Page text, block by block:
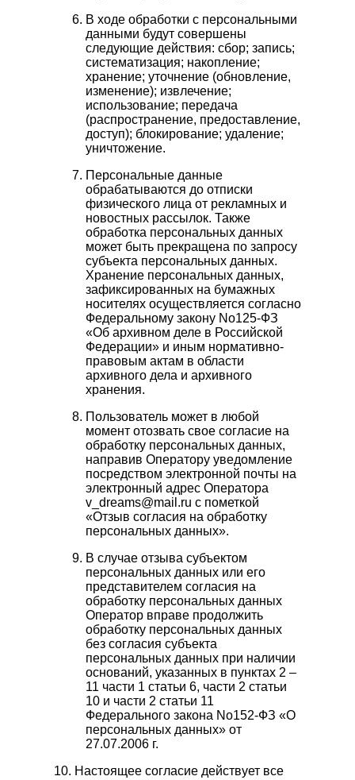
В ходе обработки с персональными
данными будут совершены
следующие действия: сбор; запись;
систематизация; накопление;
хранение; уточнение (обновление,
изменение); извлечение;
использование; передача
(распространение, предоставление,
доступ); блокирование; удаление;
уничтожение.
Персональные данные
обрабатываются до отписки
физического лица от рекламных и
новостных рассылок. Также
обработка персональных данных
может быть прекращена по запросу
субъекта персональных данных.
Хранение персональных данных,
зафиксированных на бумажных
носителях осуществляется согласно
Федеральному закону No125-ФЗ
«Об архивном деле в Российской
Федерации» и иным нормативно-
правовым актам в области
архивного дела и архивного
хранения.
Пользователь может в любой
момент отозвать свое согласие на
обработку персональных данных,
направив Оператору уведомление
посредством электронной почты на
электронный адрес Оператора
v_dreams@mail.ru с пометкой
«Отзыв согласия на обработку
персональных данных».
В случае отзыва субъектом
персональных данных или его
представителем согласия на
обработку персональных данных
Оператор вправе продолжить
обработку персональных данных
без согласия субъекта
персональных данных при наличии
оснований, указанных в пунктах 2 –
11 части 1 статьи 6, части 2 статьи
10 и части 2 статьи 11
Федерального закона No152-ФЗ «О
персональных данных» от
27.07.2006 г.
10. Настоящее согласие действует все